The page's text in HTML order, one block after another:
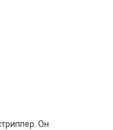
Он